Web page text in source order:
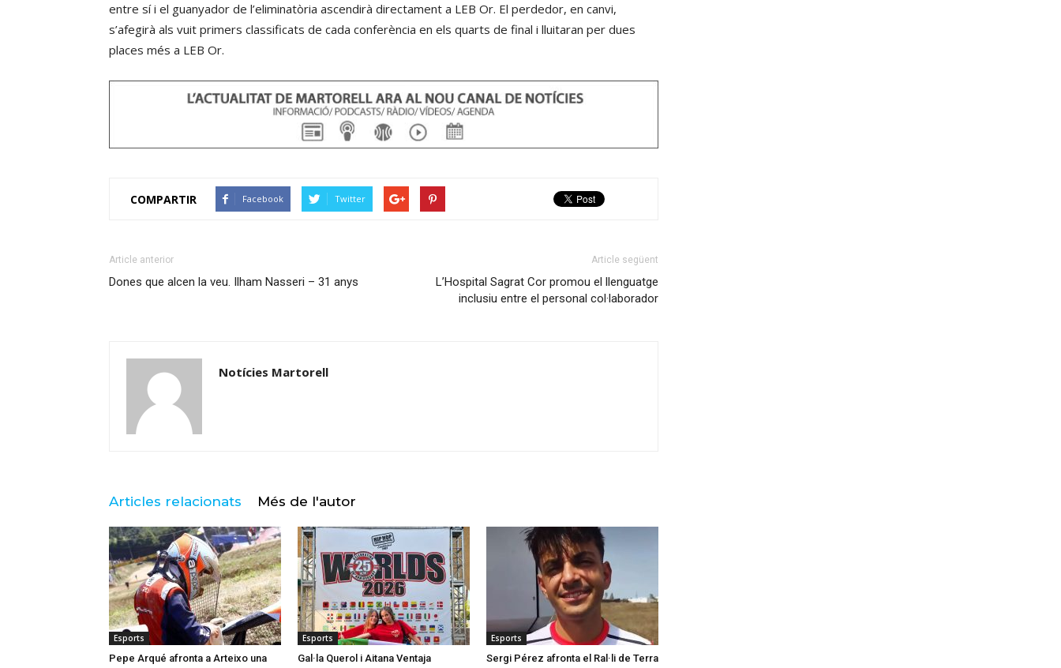
disminuir
el
fletxa
avall
entre sí i el guanyador de l’eliminatòria ascendirà directament a LEB Or. El perdedor, en canvi,
s’afegirà als vuit primers classificats de cada conferència en els quarts de final i lluitaran per dues
places més a LEB Or.
COMPARTIR Facebook Twitter
Article anterior
Dones que alcen la veu. Ilham Nasseri – 31 anys
Article següent
L’Hospital Sagrat Cor promou el llenguatge
inclusiu entre el personal col·laborador
Notícies Martorell
Articles relacionats Més de l'autor
Esports
Pepe Arqué afronta a Arteixo una
Esports
Gal·la Querol i Aitana Ventaja
Esports
Sergi Pérez afronta el Ral·li de Terra